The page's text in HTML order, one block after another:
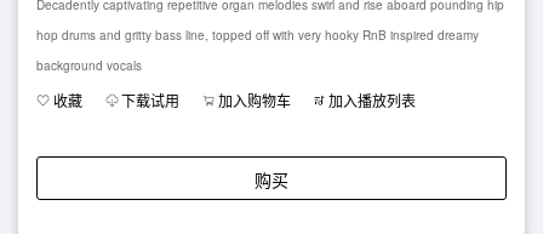
Decadently captivating repetitive organ melodies swirl and rise aboard pounding hip
hop drums and gritty bass line, topped off with very hooky RnB inspired dreamy
background vocals
收藏 下载试用 加入购物车 加入播放列表
购买